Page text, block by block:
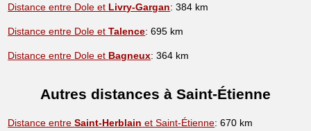
Distance entre Dole et Livry-Gargan: 384 km
Distance entre Dole etTalence: 695 km
Distance entre Dole et Bagneux: 364 km
Autres distances à Saint-Étienne
Distance entreSaint-Herblain et Saint-Étienne: 670 km